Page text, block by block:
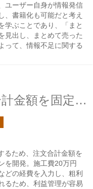
ユーザー自身が情報発信
、書籍化も可能だと考え
学ぶことであり、「まと
見出し、まとめて売った
って、情報不足に関する
SOY Shopで注文時の合計金額を固定し、経費や粗利を確認できる機能を追加してみた
るため、注文合計金額を
を開発。施工費20万円
どの経費を入力し、粗利
るため、利益管理が容易